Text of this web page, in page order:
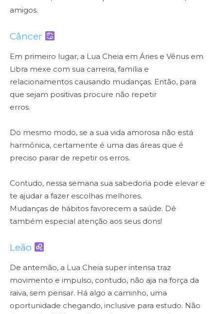
amigos.
Câncer
Em primeiro lugar, a Lua Cheia em Áries e Vênus em
Libra mexe com sua carreira, família e
relacionamentos causando mudanças. Então, para
que sejam positivas procure não repetir
erros.
Do mesmo modo, se a sua vida amorosa não está
harmônica, certamente é uma das áreas que é
preciso parar de repetir os erros.
Contudo, nessa semana sua sabedoria pode elevar e
te ajudar a fazer escolhas melhores.
Mudanças de hábitos favorecem a saúde. Dê
também especial atenção aos seus dons!
Leão
De antemão, a Lua Cheia super intensa traz
movimento e impulso, contudo, não aja na força da
raiva, sem pensar. Há algo a caminho, uma
oportunidade chegando, inclusive para estudo. Não